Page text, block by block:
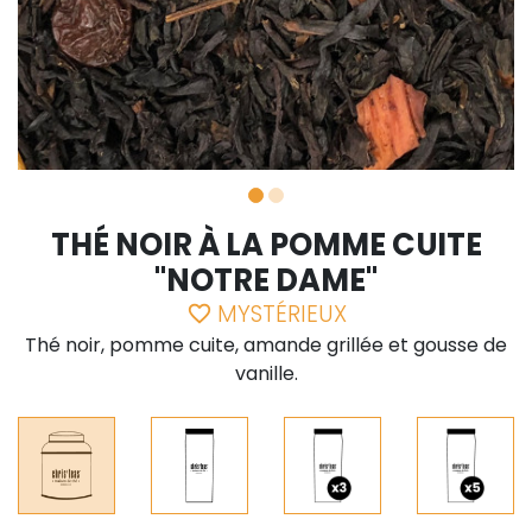
THÉ NOIR À LA POMME CUITE
"NOTRE DAME"
favorite_border MYSTÉRIEUX
Thé noir, pomme cuite, amande grillée et gousse de
vanille.